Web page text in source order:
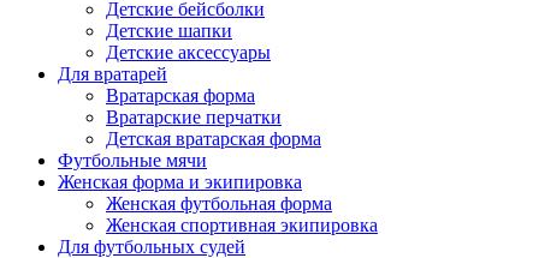
Детские бейсболки
Детские шапки
Детские аксессуары
Для вратарей
Вратарская форма
Вратарские перчатки
Детская вратарская форма
Футбольные мячи
Женская форма и экипировка
Женская футбольная форма
Женская спортивная экипировка
Для футбольных судей